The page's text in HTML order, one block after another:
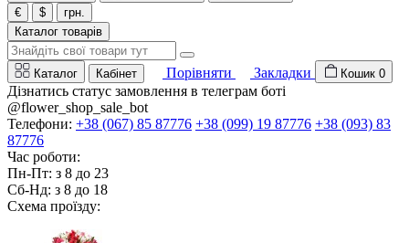
€
$
грн.
Каталог товарів
Каталог Кабінет Порівняти Закладки Кошик 0
Дізнатись статус замовлення в телеграм боті
@flower_shop_sale_bot
Телефони: +38 (067) 85 87776 +38 (099) 19 87776 +38 (093) 83
87776
Час роботи:
Пн-Пт: з 8 до 23
Сб-Нд: з 8 до 18
Схема проїзду: